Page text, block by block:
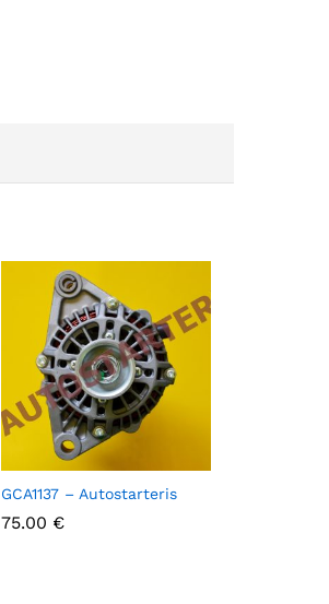
GCA1137 – Autostarteris
75.00 €
75.00 €